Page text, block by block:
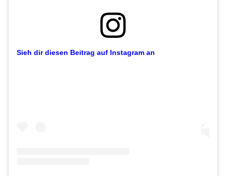
Sieh dir diesen Beitrag auf Instagram an